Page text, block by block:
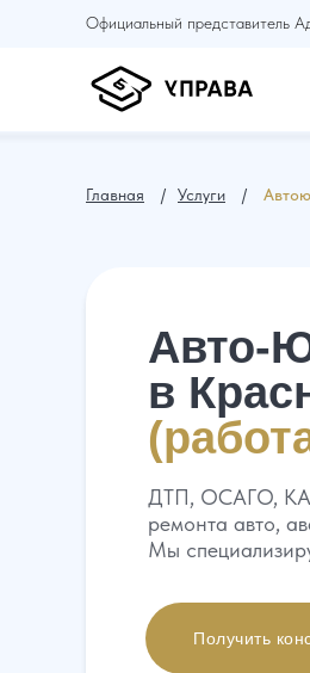
Официальный представитель
Главная ⠀ /⠀ Услуги ⠀ /⠀
Авто-
в
Получить
ДТП, ОСАГО,
ремонта авто,
Мы